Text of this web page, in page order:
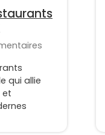
qui allie
et